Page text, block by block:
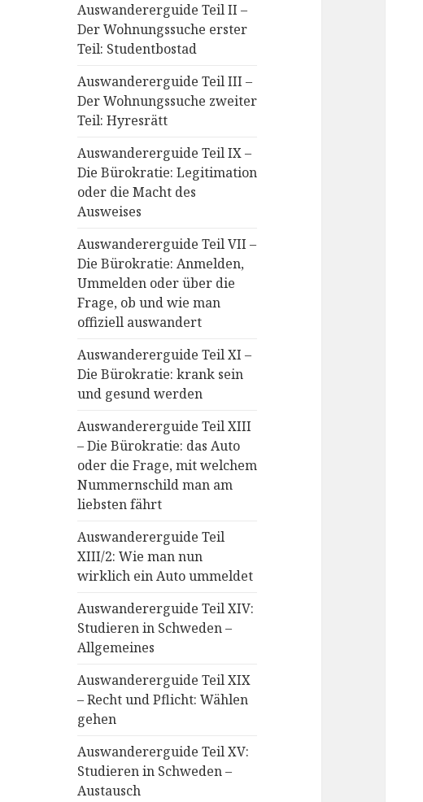
Auswandererguide Teil II –
Der Wohnungssuche erster
Teil: Studentbostad
Auswandererguide Teil III –
Der Wohnungssuche zweiter
Teil: Hyresrätt
Auswandererguide Teil IX –
Die Bürokratie: Legitimation
oder die Macht des
Ausweises
Auswandererguide Teil VII –
Die Bürokratie: Anmelden,
Ummelden oder über die
Frage, ob und wie man
offiziell auswandert
Auswandererguide Teil XI –
Die Bürokratie: krank sein
und gesund werden
Auswandererguide Teil XIII
– Die Bürokratie: das Auto
oder die Frage, mit welchem
Nummernschild man am
liebsten fährt
Auswandererguide Teil
XIII/2: Wie man nun
wirklich ein Auto ummeldet
Auswandererguide Teil XIV:
Studieren in Schweden –
Allgemeines
Auswandererguide Teil XIX
– Recht und Pflicht: Wählen
gehen
Auswandererguide Teil XV:
Studieren in Schweden –
Austausch